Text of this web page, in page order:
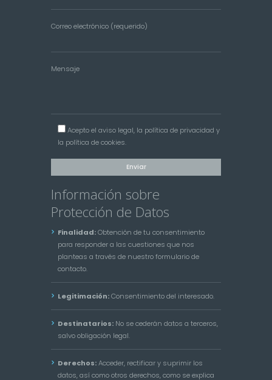
Correo electrónico (requerido)
Mensaje
Acepto elaviso legal, la política de privacidad y
la política de cookies.
Información sobre
Protección de Datos
Finalidad:Obtención de tu consentimiento
para responder a las cuestiones que nos
planteas a través de nuestro formulario de
contacto.
Legitimación:Consentimiento del interesado.
Destinatarios: No se cederán datos a terceros,
salvo obligación legal.
Derechos:Acceder, rectificar y suprimir los
datos, así como otros derechos, como se explica